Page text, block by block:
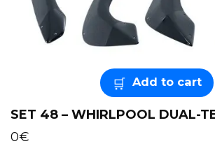
Add to cart
SET 48 – WHIRLPOOL DUAL-
0€